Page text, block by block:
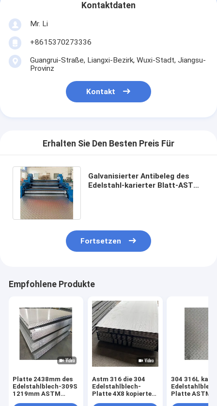
Kontaktdaten
Mr. Li
+8615370273336
Guangrui-Straße, Liangxi-Bezirk, Wuxi-Stadt, Jiangsu-
Provinz
Kontakt
Erhalten Sie Den Besten Preis Für
Galvanisierter Antibeleg des
Edelstahl-karierter Blatt-ASTM
Fortsetzen
Empfohlene Produkte
Platte 2438mm des
Edelstahlblech-309S
1219mm ASTM
Astm 316 die 304
Edelstahlblech-
Platte 4X8 kopierte
304 316L
Platte ASTM